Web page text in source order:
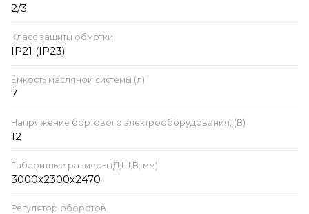
2/3
Класс защиты обмотки
IP21 (IP23)
Ёмкость масляной системы (л)
7
Напряжение бортового электрооборудования, (В)
12
Габаритные размеры (Д;Ш;В; мм)
3000x2300x2470
Регулятор оборотов